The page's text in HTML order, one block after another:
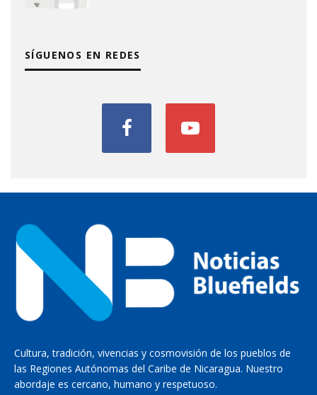
SÍGUENOS EN REDES
Cultura, tradición, vivencias y cosmovisión de los pueblos de
las Regiones Autónomas del Caribe de Nicaragua. Nuestro
abordaje es cercano, humano y respetuoso.